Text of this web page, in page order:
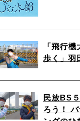
「飛行
歩く」羽
民放BS
ろう！